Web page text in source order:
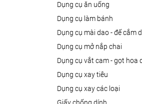
dụng cụ ăn uống
dụng cụ làm bánh
dụng cụ mài dao - đế cắm
dụng cụ mở nắp chai
dụng cụ vắt cam - gọt hoa
dụng cụ xay tiêu
dụng cụ xay các loại